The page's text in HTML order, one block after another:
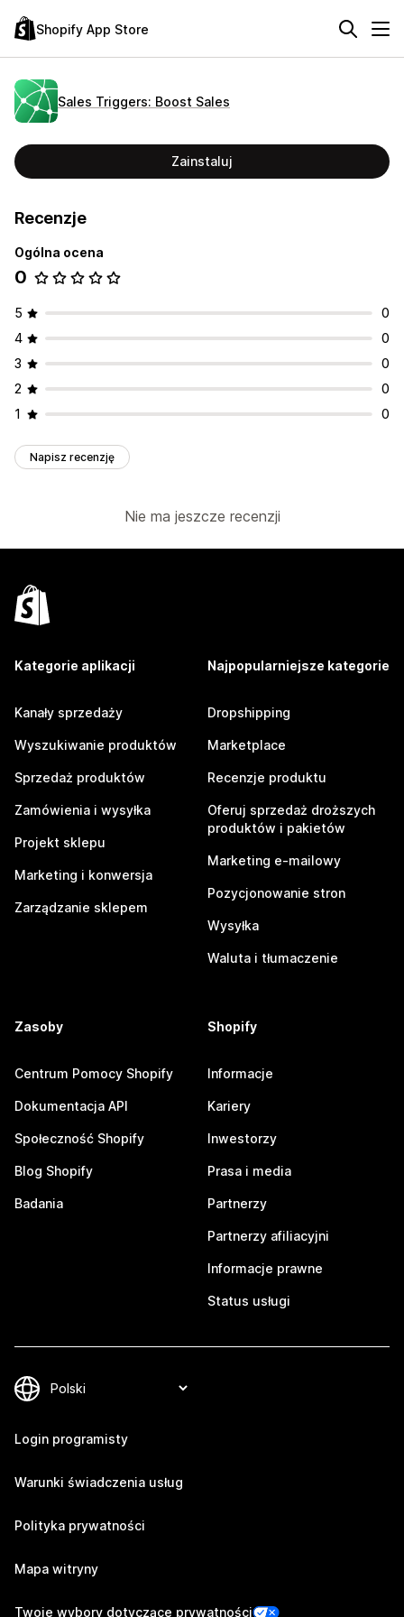
Shopify App Store
Sales Triggers: Boost Sales
Zainstaluj
Recenzje
Ogólna ocena
0
5
0
4
0
3
0
2
0
1
0
Napisz recenzję
Nie ma jeszcze recenzji
Kategorie aplikacji
Kanały sprzedaży
Wyszukiwanie produktów
Sprzedaż produktów
Zamówienia i wysyłka
Projekt sklepu
Marketing i konwersja
Zarządzanie sklepem
Najpopularniejsze kategorie
Dropshipping
Marketplace
Recenzje produktu
Oferuj sprzedaż droższych
produktów i pakietów
Marketing e-mailowy
Pozycjonowanie stron
Wysyłka
Waluta i tłumaczenie
Zasoby
Centrum Pomocy Shopify
Dokumentacja API
Społeczność Shopify
Blog Shopify
Badania
Shopify
Informacje
Kariery
Inwestorzy
Prasa i media
Partnerzy
Partnerzy afiliacyjni
Informacje prawne
Status usługi
Login programisty
Warunki świadczenia usług
Polityka prywatności
Mapa witryny
Twoje wybory dotyczące prywatności